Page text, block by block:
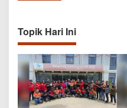
Topik Hari Ini